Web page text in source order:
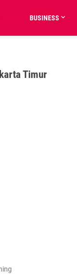
BUSINESS
Timur